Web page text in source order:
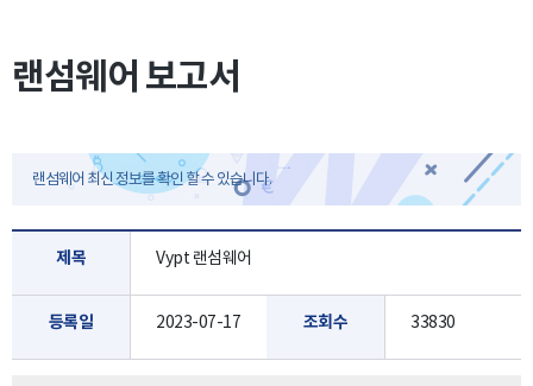
랜섬웨어 보고서
랜섬웨어 최신 정보를 확인 할 수 있습니다.
제목 Vypt 랜섬웨어
등록일 2023-07-17 조회수 33830